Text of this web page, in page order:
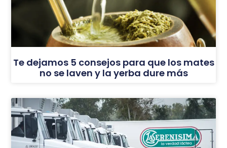
Te dejamos 5 consejos para que los mates
no se laven y la yerba dure más